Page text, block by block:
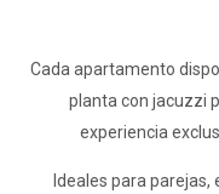
Cada apartamento
planta con jacuzzi
experiencia
Ideales para